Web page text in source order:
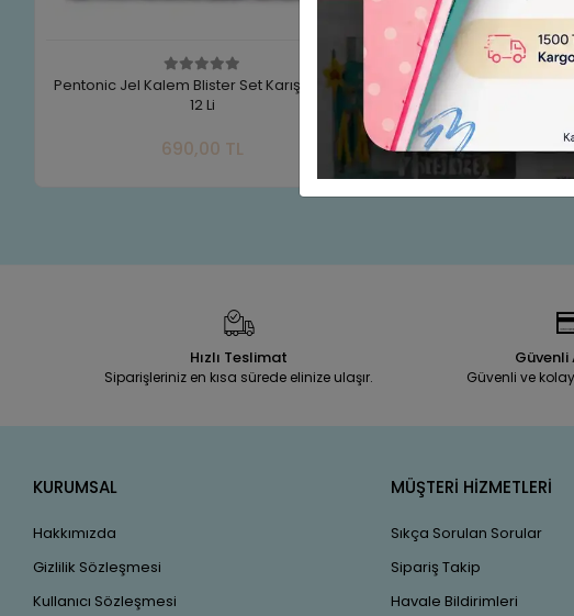
Blister Set Karışık Renk
Pensan Tükenmez Kalem My-King Jel Simli
6 Renk (1.0mm)
200,00 TL
Sepete Ekle
Hızlı Teslimat
Siparişleriniz en kısa sürede elinize ulaşır.
Güvenli
Güvenli ve
KURUMSAL
Hakkımızda
Gizlilik Sözleşmesi
Kullanıcı Sözleşmesi
MÜŞTERİ HİZMETLERİ
Sıkça Sorulan Sorular
Sipariş Takip
Havale Bildirimleri